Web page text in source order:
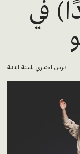
في
درس اختياري للسنة الثانية